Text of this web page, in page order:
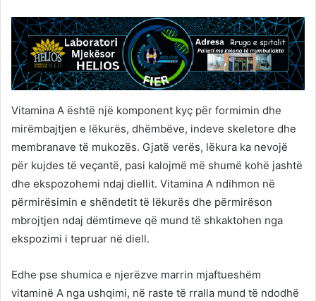
Vitamina A është një komponent kyç për formimin dhe
mirëmbajtjen e lëkurës, dhëmbëve, indeve skeletore dhe
membranave të mukozës. Gjatë verës, lëkura ka nevojë
për kujdes të veçantë, pasi kalojmë më shumë kohë jashtë
dhe ekspozohemi ndaj diellit. Vitamina A ndihmon në
përmirësimin e shëndetit të lëkurës dhe përmirëson
mbrojtjen ndaj dëmtimeve që mund të shkaktohen nga
ekspozimi i tepruar në diell.
Edhe pse shumica e njerëzve marrin mjaftueshëm
vitaminë A nga ushqimi, në raste të rralla mund të ndodhë